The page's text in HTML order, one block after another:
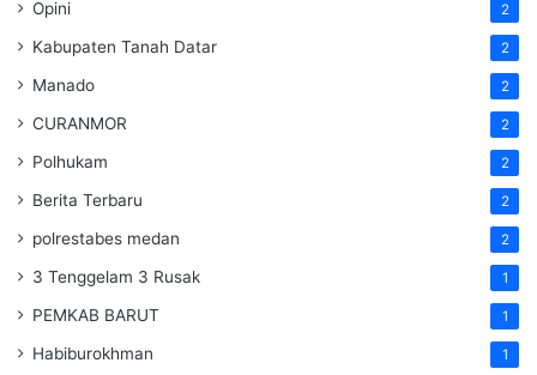
Opini 2
Kabupaten Tanah Datar 2
Manado 2
CURANMOR 2
Polhukam 2
Berita Terbaru 2
polrestabes medan 2
3 Tenggelam 3 Rusak 1
PEMKAB BARUT 1
Habiburokhman 1